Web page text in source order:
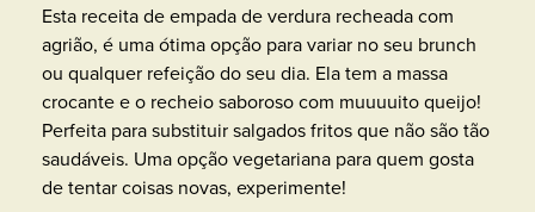
Esta receita de empada de verdura recheada com
agrião, é uma ótima opção para variar no seu brunch
ou qualquer refeição do seu dia. Ela tem a massa
crocante e o recheio saboroso com muuuuito queijo!
Perfeita para substituir salgados fritos que não são tão
saudáveis. Uma opção vegetariana para quem gosta
de tentar coisas novas, experimente!